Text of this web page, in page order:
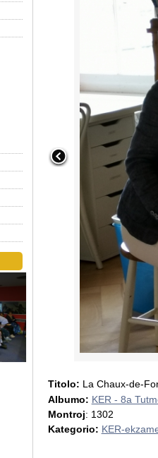
Titolo: La Chaux-de-
Albumo: KER - 8a
Montroj: 1302
Kategorio: KER-